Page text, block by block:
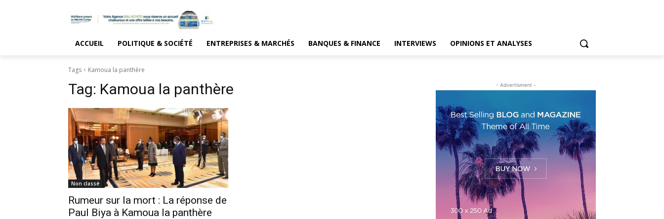
ACCUEIL POLITIQUE & SOCIÉTÉ ENTREPRISES & MARCHÉS BANQUES & FINANCE INTERVIEWS OPINIONS ET ANALYSES
Tags Kamoua la panthère
Tag: Kamoua la panthère
Non classé
Rumeur sur la mort : La réponse de
Paul Biya à Kamoua la panthère
- Advertisment -